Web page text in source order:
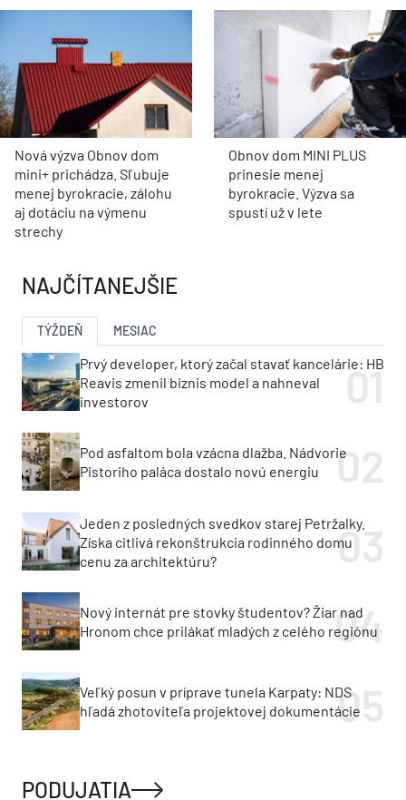
Nová výzva Obnov dom
mini+ prichádza. Sľubuje
menej byrokracie, zálohu
aj dotáciu na výmenu
strechy
Obnov dom MINI PLUS
prinesie menej
byrokracie. Výzva sa
spustí už v lete
NAJČÍTANEJŠIE
TÝŽDEŇ MESIAC
Prvý developer, ktorý začal stavať kancelárie: HB
Reavis zmenil biznis model a nahneval
investorov
Pod asfaltom bola vzácna dlažba. Nádvorie
Pistoriho paláca dostalo novú energiu
Jeden z posledných svedkov starej Petržalky.
Získa citlivá rekonštrukcia rodinného domu
cenu za architektúru?
Nový internát pre stovky študentov? Žiar nad
Hronom chce prilákať mladých z celého regiónu
Veľký posun v príprave tunela Karpaty: NDS
hľadá zhotoviteľa projektovej dokumentácie
PODUJATIA